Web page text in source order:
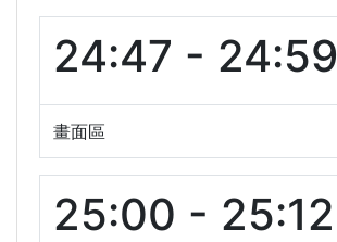
24:47 - 24:59
畫面區
25:00 - 25:12